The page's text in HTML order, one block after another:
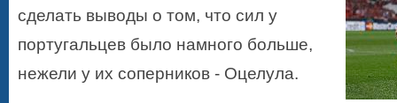
сделать выводы о том, что сил у
португальцев было намного больше,
нежели у их соперников - Оцелула.